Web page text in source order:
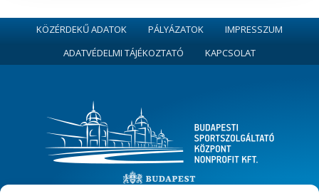
KÖZÉRDEKŰ ADATOK PÁLYÁZATOK
IMPRESSZUM
ADATVÉDELMI TÁJÉKOZTATÓ
KAPCSOLAT